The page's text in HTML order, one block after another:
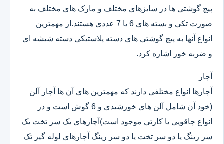
پیچ گوشتی ها در سایزهای مختلف و مارک های مختلف به
صورت تکی و بسته های 6 یا 7 عددی هستند.از مهمترین
انواع آنها به پیچ گوشتی های دسته پلاستیکی دسته شیشه ای
و ضربه خور اشاره کرد.
آچار
آچارها انواع مختلفی دارند که مهمترین های آن ها آچار آلن
(خود آن شامل آلن های خورشیدی و 6 گوش است و در
انواع چاقویی یا کارتی موجود است)آچارهای یک سر تخت یک
سر رینگ یا دو سر تخت یا دو سر رینگ آچارهای لوله گیر تک